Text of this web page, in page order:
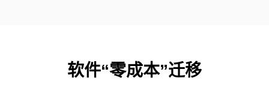
软件“零成本”迁移